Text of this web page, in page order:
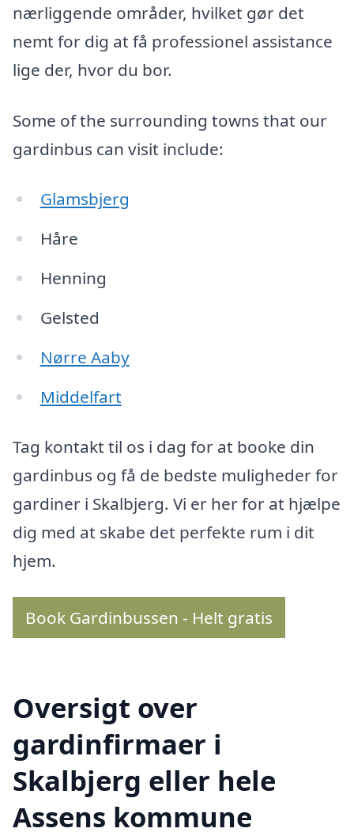
nærliggende områder, hvilket gør det
nemt for dig at få professionel assistance
lige der, hvor du bor.
Some of the surrounding towns that our
gardinbus can visit include:
Glamsbjerg
Håre
Henning
Gelsted
Nørre Aaby
Middelfart
Tag kontakt til os i dag for at booke din
gardinbus og få de bedste muligheder for
gardiner i Skalbjerg. Vi er her for at hjælpe
dig med at skabe det perfekte rum i dit
hjem.
Book Gardinbussen - Helt gratis
Oversigt over
gardinfirmaer i
Skalbjerg eller hele
Assens kommune